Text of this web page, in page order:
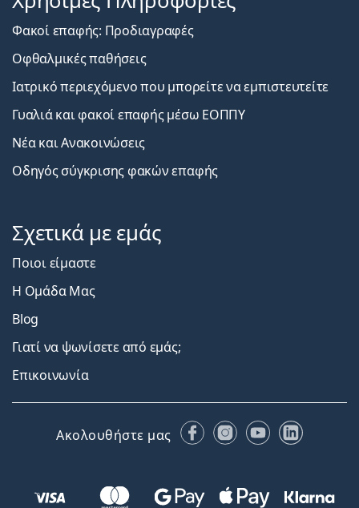
Φακοί επαφής: Προδιαγραφές
Οφθαλμικές παθήσεις
Ιατρικό περιεχόμενο που μπορείτε να εμπιστευτείτε
Γυαλιά και φακοί επαφής μέσω ΕΟΠΠΥ
Νέα και Ανακοινώσεις
Οδηγός σύγκρισης φακών επαφής
Σχετικά με εμάς
Ποιοι είμαστε
Η Ομάδα Μας
Blog
Γιατί να ψωνίσετε από εμάς;
Επικοινωνία
Ακολουθήστε μας FacebookInstagram
YouTubeLinkedIn